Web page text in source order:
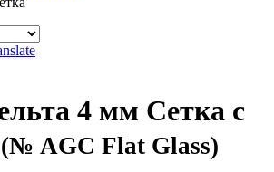
4 мм Сетка с
(№ AGC Flat Glass)